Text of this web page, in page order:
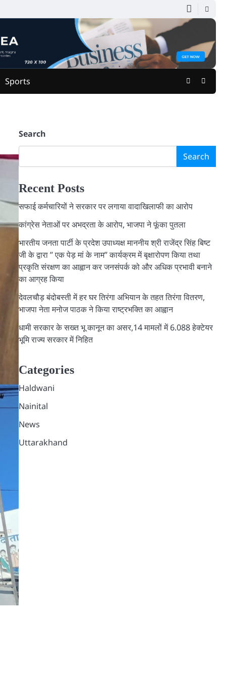
Sports Facebook
Search
Search
Recent Posts
सफाई कर्मचारियों ने सरकार पर लगाया वादाखिलाफी का आरोप
कांग्रेस नेताओं पर अभद्रता के आरोप, भाजपा ने फूंका पुतला
भारतीय जनता पार्टी के प्रदेश उपाध्यक्ष माननीय श्री राजेंद्र सिंह बिष्ट
जी के द्वारा ” एक पेड़ मां के नाम” कार्यक्रम में बृक्षारोपण किया तथा
प्रकृति संरक्षण का आह्वान कर जनसंपर्क को और अधिक प्रभावी बनाने
का आग्रह किया
देवलचौड़ बंदोबस्ती में हर घर तिरंगा अभियान के तहत तिरंगा वितरण,
भाजपा नेता मनोज पाठक ने किया राष्ट्रभक्ति का आह्वान
धामी सरकार के सख्त भू कानून का असर,14 मामलों में 6.088 हेक्टेयर
भूमि राज्य सरकार में निहित
Categories
Haldwani
Nainital
News
Uttarakhand